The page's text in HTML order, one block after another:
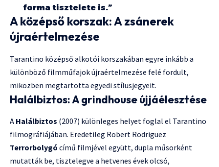
forma tisztelete is.”
A középső korszak: A zsánerek
újraértelmezése
Tarantino középső alkotói korszakában egyre inkább a
különböző filmműfajok újraértelmezése felé fordult,
miközben megtartotta egyedi stílusjegyeit.
Halálbiztos: A grindhouse újjáélesztése
A Halálbiztos (2007) különleges helyet foglal el Tarantino
filmográfiájában. Eredetileg Robert Rodriguez
Terrorbolygó című filmjével együtt, dupla műsorként
mutatták be, tisztelegve a hetvenes évek olcsó,